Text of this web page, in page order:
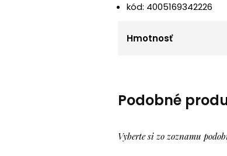
kód: 4005169342226
Hmotnosť
Podobné
Vyberte si zo zoznamu